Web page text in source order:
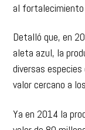
al fortalecimiento
Detalló que, en
aleta azul, la
diversas
valor cercano a
Ya en 2014 la